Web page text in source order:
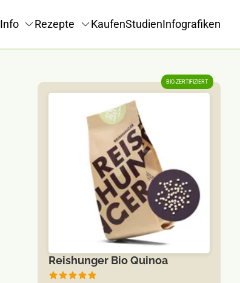
Info Rezepte KaufenStudienInfografiken
BIO-ZERTIFIZIERT
Reishunger Bio Quinoa